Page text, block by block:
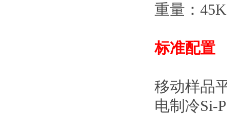
重量：
标准配置
移动样品
电制冷Si-